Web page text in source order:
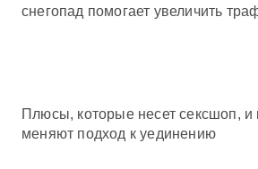
снегопад помогает увеличить
Плюсы, которые несет сексшоп, и
меняют подход к уединению